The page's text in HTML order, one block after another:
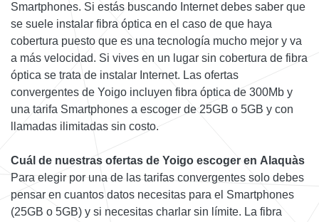
Smartphones. Si estás buscando Internet debes saber que
se suele instalar fibra óptica en el caso de que haya
cobertura puesto que es una tecnología mucho mejor y va
a más velocidad. Si vives en un lugar sin cobertura de fibra
óptica se trata de instalar Internet. Las ofertas
convergentes de Yoigo incluyen fibra óptica de 300Mb y
una tarifa Smartphones a escoger de 25GB o 5GB y con
llamadas ilimitadas sin costo.
Cuál de nuestras ofertas de Yoigo escoger en Alaquàs
Para elegir por una de las tarifas convergentes solo debes
pensar en cuantos datos necesitas para el Smartphones
(25GB o 5GB) y si necesitas charlar sin límite. La fibra